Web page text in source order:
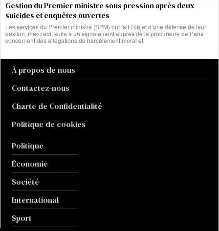
Gestion du Premier ministre sous pression après deux
suicides et enquêtes ouvertes
Les services du Premier ministre (SPM) ont fait l’objet d’une défense de leur
gestion, mercredi, suite à un signalement auprès de la procureure de Paris
concernant des allégations de harcèlement moral et
À propos de nous
Contactez-nous
Charte de Confidentialité
Politique de cookies
Politique
Économie
Société
International
Sport